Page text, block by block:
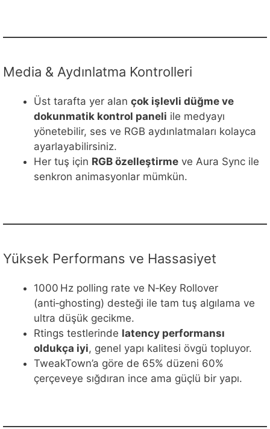
Media & Aydınlatma Kontrolleri
Üst tarafta yer alan çok işlevli düğme ve
dokunmatik kontrol paneli ile medyayı
yönetebilir, ses ve RGB aydınlatmaları kolayca
ayarlayabilirsiniz.
Her tuş için RGB özelleştirme ve Aura Sync ile
senkron animasyonlar mümkün.
Yüksek Performans ve Hassasiyet
1000 Hz polling rate ve N‑Key Rollover
(anti‑ghosting) desteği ile tam tuş algılama ve
ultra düşük gecikme.
Rtings testlerinde latency performansı
oldukça iyi, genel yapı kalitesi övgü topluyor.
TweakTown’a göre de 65% düzeni 60%
çerçeveye sığdıran ince ama güçlü bir yapı.